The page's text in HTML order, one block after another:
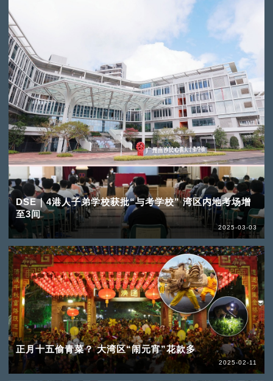
DSE｜4港人子弟学校获批“与考学校” 湾区内地考场增
至3间
2025-03-03
正月十五偷青菜？ 大湾区“闹元宵”花款多
2025-02-11